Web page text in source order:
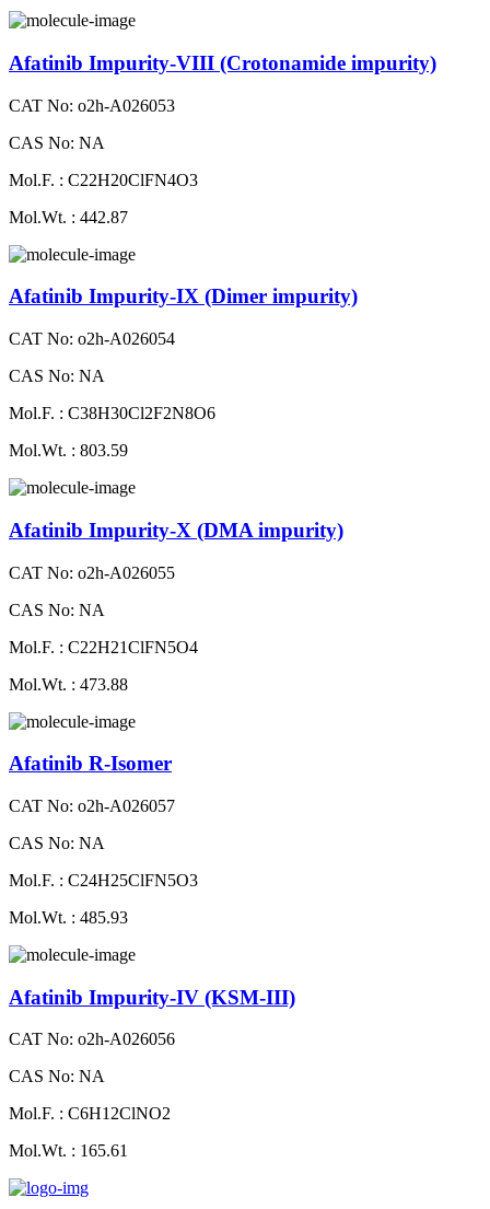
Afatinib Impurity-VIII (Crotonamide impurity)
CAT No: o2h-A026053
CAS No: NA
Mol.F. : C22H20ClFN4O3
Mol.Wt. : 442.87
Afatinib Impurity-IX (Dimer impurity)
CAT No: o2h-A026054
CAS No: NA
Mol.F. : C38H30Cl2F2N8O6
Mol.Wt. : 803.59
Afatinib Impurity-X (DMA impurity)
CAT No: o2h-A026055
CAS No: NA
Mol.F. : C22H21ClFN5O4
Mol.Wt. : 473.88
Afatinib R-Isomer
CAT No: o2h-A026057
CAS No: NA
Mol.F. : C24H25ClFN5O3
Mol.Wt. : 485.93
Afatinib Impurity-IV (KSM-III)
CAT No: o2h-A026056
CAS No: NA
Mol.F. : C6H12ClNO2
Mol.Wt. : 165.61